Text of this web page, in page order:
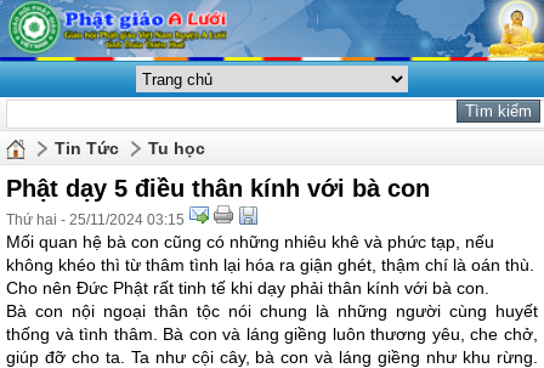
Tin Tức Tu học
Phật dạy 5 điều thân kính với bà con
Thứ hai - 25/11/2024 03:15
Mối quan hệ bà con cũng có những nhiêu khê và phức tạp, nếu
không khéo thì từ thâm tình lại hóa ra giận ghét, thậm chí là oán thù.
Cho nên Đức Phật rất tinh tế khi dạy phải thân kính với bà con.
Bà con nội ngoại thân tộc nói chung là những người cùng huyết
thống và tình thâm. Bà con và láng giềng luôn thương yêu, che chở,
giúp đỡ cho ta. Ta như cội cây, bà con và láng giềng như khu rừng.